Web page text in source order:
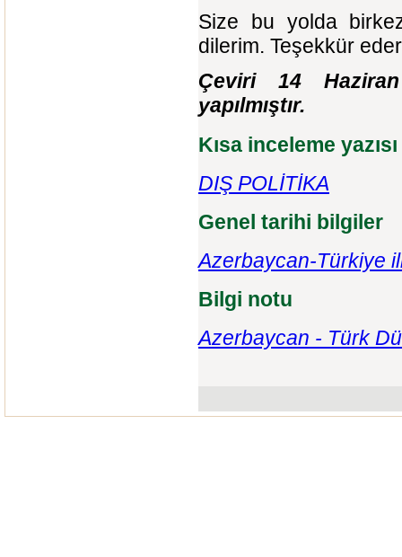
Size bu yolda
dilerim. Teşekkür
Çeviri 14
yapılmıştır.
Kısa inceleme yazısı
DIŞ POLİTİKA
Genel tarihi bilgiler
Azerbaycan-Türkiye
Bilgi notu
Azerbaycan - Türk